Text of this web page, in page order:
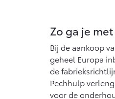
Zo ga je
Bij de aankoop
geheel Europa
de
Pechhulp
voor de